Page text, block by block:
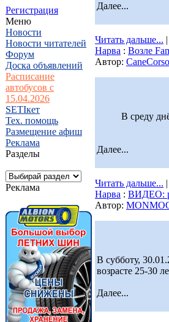
Регистрация
Меню
Новости
Новости читателей
Форум
Доска объявлений
Расписание
автобусов с
15.04.2026
SETIкет
Тех. помощь
Размещение афиш
Реклама
Разделы
Реклама
Далее...
Читать дальше...
Нарва : Возле
Автор: CaneCorso
В среду
Далее...
Читать дальше...
Нарва : ВИДЕО:
Автор:
В субботу,
возрасте 25-30
Далее...